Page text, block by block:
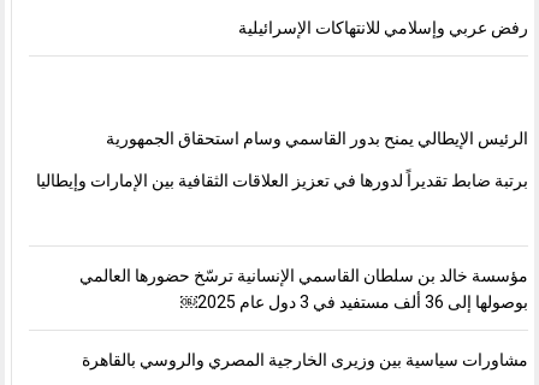
رفض عربي وإسلامي للانتهاكات الإسرائيلية
الرئيس الإيطالي يمنح بدور القاسمي وسام استحقاق الجمهورية
برتبة ضابط تقديراً لدورها في تعزيز العلاقات الثقافية بين الإمارات وإيطاليا
مؤسسة خالد بن سلطان القاسمي الإنسانية ترسّخ حضورها العالمي
بوصولها إلى 36 ألف مستفيد في 3 دول عام 2025￼
مشاورات سياسية بين وزيرى الخارجية المصري والروسي بالقاهرة